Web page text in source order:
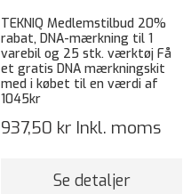
TEKNIQ Medlemstilbud 20%
rabat, DNA-mærkning til 1
varebil og 25 stk. værktøj Få
et gratis DNA mærkningskit
med i købet til en værdi af
1045kr
937,50 kr Inkl. moms
Se detaljer